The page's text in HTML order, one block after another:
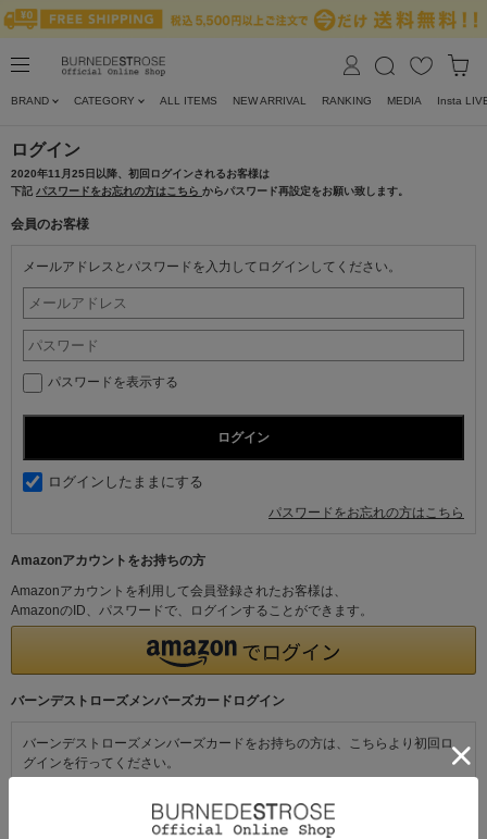
BRAND CATEGORY ALL ITEMS NEW ARRIVAL RANKING MEDIA Insta
ログイン
2020年11月25日以降、初回ログインされるお客様は
下記 パスワードをお忘れの方はこちら からパスワード再設定をお願い致します。
会員のお客様
メールアドレスとパスワードを入力してログインしてください。
パスワードを表示する
ログインしたままにする
パスワードをお忘れの方はこちら
Amazonアカウントをお持ちの方
Amazonアカウントを利用して会員登録されたお客様は、
AmazonのID、パスワードで、ログインすることができます。
バーンデストローズメンバーズカードログイン
バーンデストローズメンバーズカードをお持ちの方は、こちらより初回ロ
グインを行ってください。